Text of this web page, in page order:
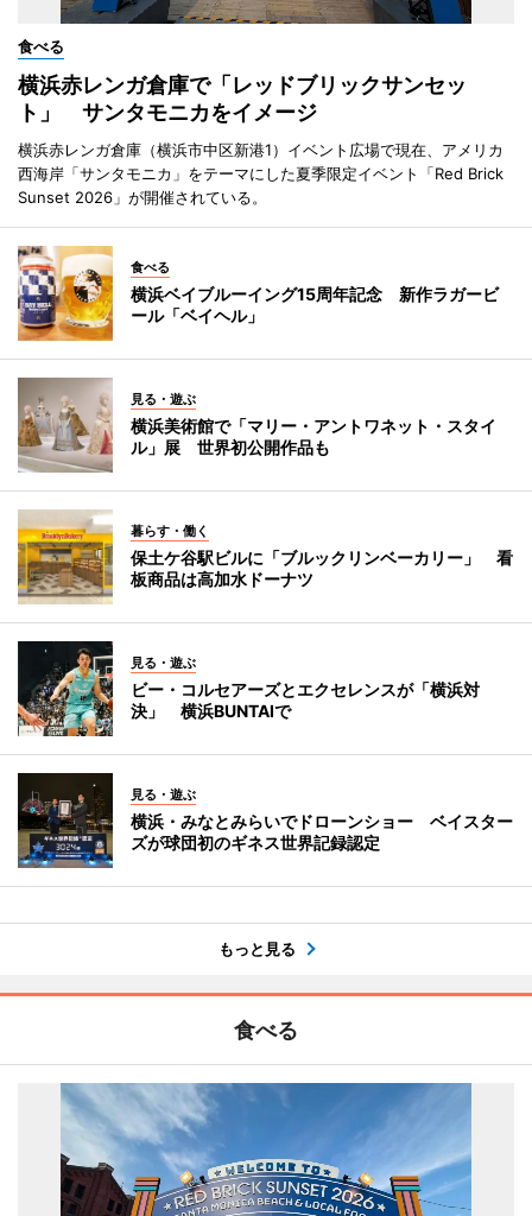
食べる
横浜赤レンガ倉庫で「レッドブリックサンセッ
ト」 サンタモニカをイメージ
横浜赤レンガ倉庫（横浜市中区新港1）イベント広場で現在、アメリカ
西海岸「サンタモニカ」をテーマにした夏季限定イベント「Red Brick
Sunset 2026」が開催されている。
食べる
横浜ベイブルーイング15周年記念 新作ラガービ
ール「ベイヘル」
見る・遊ぶ
横浜美術館で「マリー・アントワネット・スタイ
ル」展 世界初公開作品も
暮らす・働く
保土ケ谷駅ビルに「ブルックリンベーカリー」 看
板商品は高加水ドーナツ
見る・遊ぶ
ビー・コルセアーズとエクセレンスが「横浜対
決」 横浜BUNTAIで
見る・遊ぶ
横浜・みなとみらいでドローンショー ベイスター
ズが球団初のギネス世界記録認定
もっと見る
食べる